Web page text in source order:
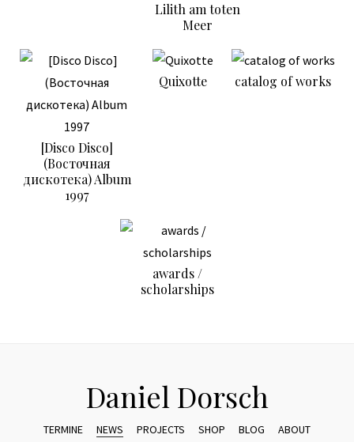
Lilith am toten
Meer
[Disco Disco]
(Восточная
дискотека) Album
1997
Quixotte catalog of works
awards /
scholarships
Daniel Dorsch
TERMINE NEWS PROJECTS SHOP BLOG ABOUT